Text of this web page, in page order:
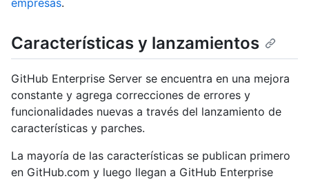
empresas.
Características y lanzamientos
GitHub Enterprise Server se encuentra en una mejora
constante y agrega correcciones de errores y
funcionalidades nuevas a través del lanzamiento de
características y parches.
La mayoría de las características se publican primero
en GitHub.com y luego llegan a GitHub Enterprise